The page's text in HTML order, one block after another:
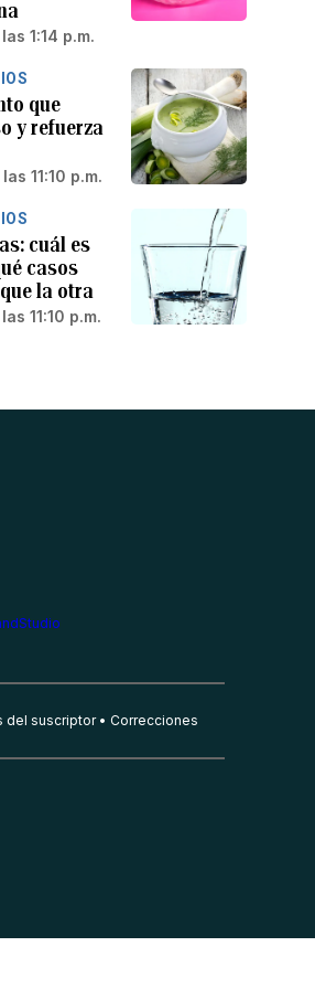
1:14 p.m.
que
y refuerza
11:10 p.m.
cuál es
casos
la otra
11:10 p.m.
del suscriptor Correcciones